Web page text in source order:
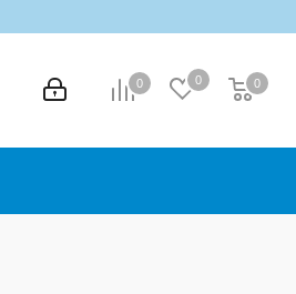
0 0 0
0